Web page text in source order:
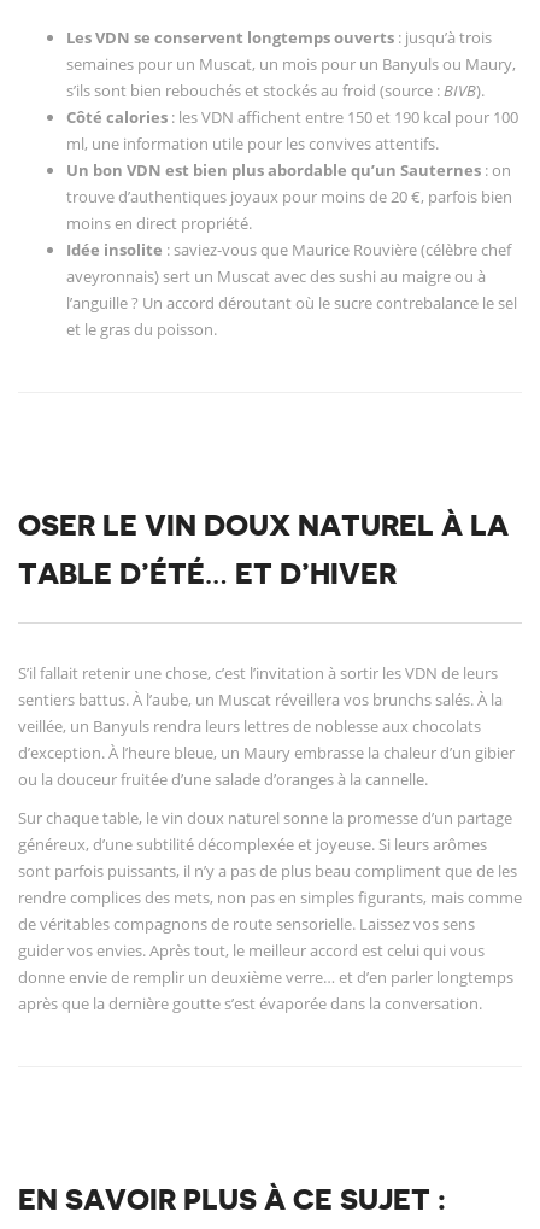
Les VDN se conservent longtemps ouverts : jusqu’à trois
semaines pour un Muscat, un mois pour un Banyuls ou Maury,
s’ils sont bien rebouchés et stockés au froid (source :BIVB).
Côté calories : les VDN affichent entre 150 et 190 kcal pour 100
ml, une information utile pour les convives attentifs.
Un bon VDN est bien plus abordable qu’un Sauternes : on
trouve d’authentiques joyaux pour moins de 20 €, parfois bien
moins en direct propriété.
Idée insolite : saviez-vous que Maurice Rouvière (célèbre chef
aveyronnais) sert un Muscat avec des sushi au maigre ou à
l’anguille ? Un accord déroutant où le sucre contrebalance le sel
et le gras du poisson.
OSER LE VIN DOUX NATUREL À LA
TABLE D’ÉTÉ… ET D’HIVER
S’il fallait retenir une chose, c’est l’invitation à sortir les VDN de leurs
sentiers battus. À l’aube, un Muscat réveillera vos brunchs salés. À la
veillée, un Banyuls rendra leurs lettres de noblesse aux chocolats
d’exception. À l’heure bleue, un Maury embrasse la chaleur d’un gibier
ou la douceur fruitée d’une salade d’oranges à la cannelle.
Sur chaque table, le vin doux naturel sonne la promesse d’un partage
généreux, d’une subtilité décomplexée et joyeuse. Si leurs arômes
sont parfois puissants, il n’y a pas de plus beau compliment que de les
rendre complices des mets, non pas en simples figurants, mais comme
de véritables compagnons de route sensorielle. Laissez vos sens
guider vos envies. Après tout, le meilleur accord est celui qui vous
donne envie de remplir un deuxième verre… et d’en parler longtemps
après que la dernière goutte s’est évaporée dans la conversation.
EN SAVOIR PLUS À CE SUJET :